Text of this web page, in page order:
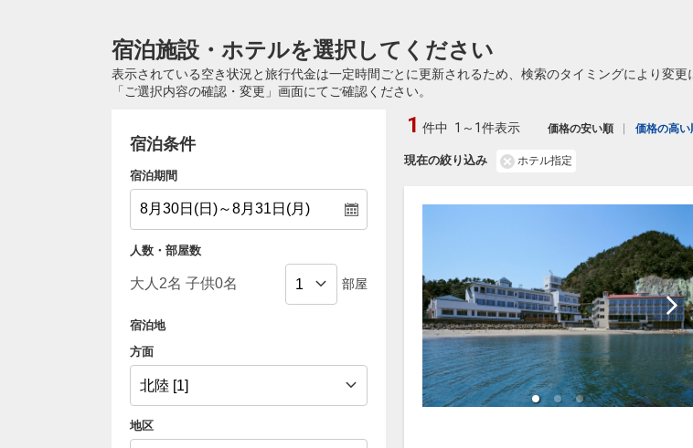
宿泊施設・ホテルを選択してください
表示されている空き状況と旅行代金は一定時間ごとに更新されるため、検索のタイミングにより変
「ご選択内容の確認・変更」画面にてご確認ください。
宿泊条件
宿泊期間
人数・部屋数
部屋
宿泊地
方面
地区
現在の絞り込み ホテル指定
1 件中 1～1件表示 価格の安い順 価格の高い